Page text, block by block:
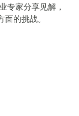
专家分享见解，
的挑战。